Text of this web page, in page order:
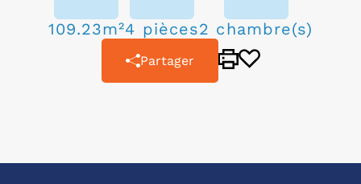
109.23m²4 pièces2 chambre(s)
Partager